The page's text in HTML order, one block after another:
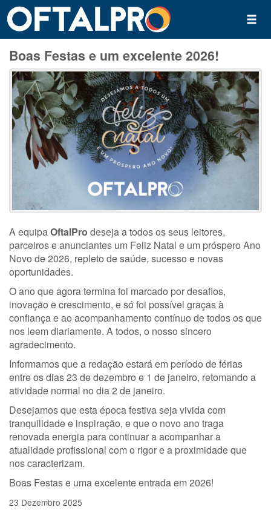
Boas Festas e um excelente 2026!
A equipaOftalPro deseja a todos os seus leitores,
parceiros e anunciantes um Feliz Natal e um próspero Ano
Novo de 2026, repleto de saúde, sucesso e novas
oportunidades.
O ano que agora termina foi marcado por desafios,
inovação e crescimento, e só foi possível graças à
confiança e ao acompanhamento contínuo de todos os que
nos leem diariamente. A todos, o nosso sincero
agradecimento.
Informamos que a redação estará em período de férias
entre os dias 23 de dezembro e 1 de janeiro, retomando a
atividade normal no dia 2 de janeiro.
Desejamos que esta época festiva seja vivida com
tranquilidade e inspiração, e que o novo ano traga
renovada energia para continuar a acompanhar a
atualidade profissional com o rigor e a proximidade que
nos caracterizam.
Boas Festas e uma excelente entrada em 2026!
23 Dezembro 2025